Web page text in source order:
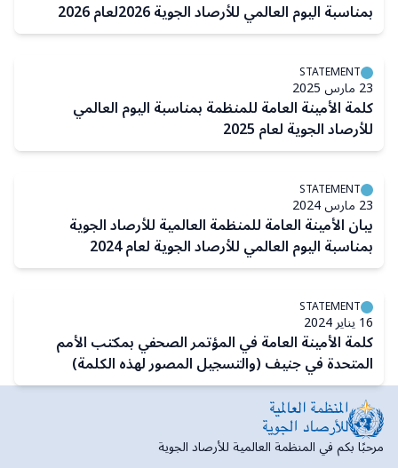
بمناسبة اليوم العالمي للأرصاد الجوية 2026لعام 2026
STATEMENT
23 مارس 2025
كلمة الأمينة العامة للمنظمة بمناسبة اليوم العالمي
للأرصاد الجوية لعام 2025
STATEMENT
23 مارس 2024
بيان الأمينة العامة للمنظمة العالمية للأرصاد الجوية
بمناسبة اليوم العالمي للأرصاد الجوية لعام 2024
STATEMENT
16 يناير 2024
كلمة الأمينة العامة في المؤتمر الصحفي بمكتب الأمم
المتحدة في جنيف (والتسجيل المصور لهذه الكلمة)
مرحبًا بكم في المنظمة العالمية للأرصاد الجوية